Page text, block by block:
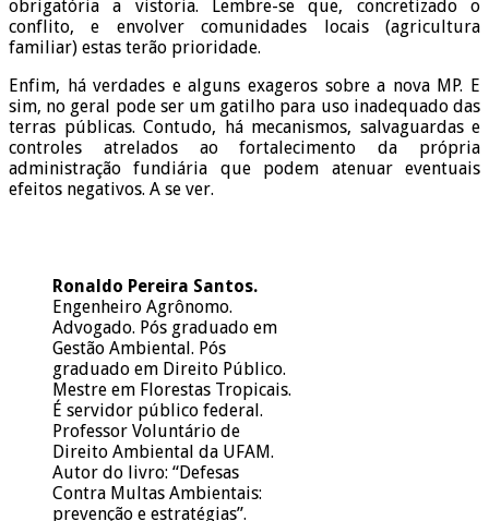
obrigatória a vistoria. Lembre-se que, concretizado o
conflito, e envolver comunidades locais (agricultura
familiar) estas terão prioridade.
Enfim, há verdades e alguns exageros sobre a nova MP. E
sim, no geral pode ser um gatilho para uso inadequado das
terras públicas. Contudo, há mecanismos, salvaguardas e
controles atrelados ao fortalecimento da própria
administração fundiária que podem atenuar eventuais
efeitos negativos. A se ver.
Ronaldo Pereira Santos.
Engenheiro Agrônomo.
Advogado. Pós graduado em
Gestão Ambiental. Pós
graduado em Direito Público.
Mestre em Florestas Tropicais.
É servidor público federal.
Professor Voluntário de
Direito Ambiental da UFAM.
Autor do livro: “Defesas
Contra Multas Ambientais:
prevenção e estratégias”.